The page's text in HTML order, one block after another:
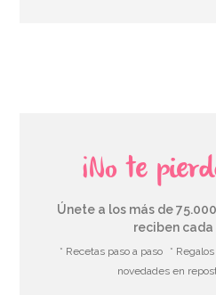
¡No te
Únete a los más de
reciben cada
* Recetas paso a paso *
novedades en